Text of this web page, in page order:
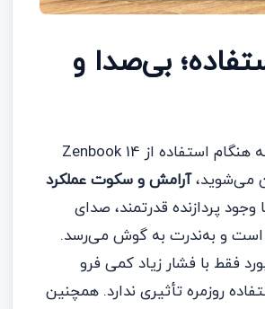
بی‌صدا و
یکی از مواردی که هنگام استفاده از Zenbook 14
آرامش و سکوت عملکرد
پردازنده قدرتمند، صدای
است و به‌ندرت به گوش می‌رسد.
فقط با فشار زیاد کمی فرو
روزمره تأثیری ندارد. همچنین